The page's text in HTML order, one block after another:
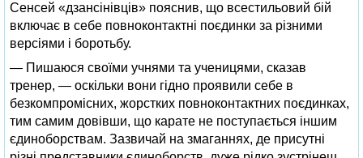
Сенсей «дзансінівців» пояснив, що всестильовий бій
включає в себе повноконтактні поєдинки за різними
версіями і боротьбу.
— Пишаюся своїми учнями та ученицями, сказав
тренер, — оскільки вони гідно проявили себе в
безкомпромісних, жорстких повноконтактних поєдинках,
тим самим довівши, що карате не поступається іншим
єдиноборствам. Зазвичай на змаганнях, де присутні